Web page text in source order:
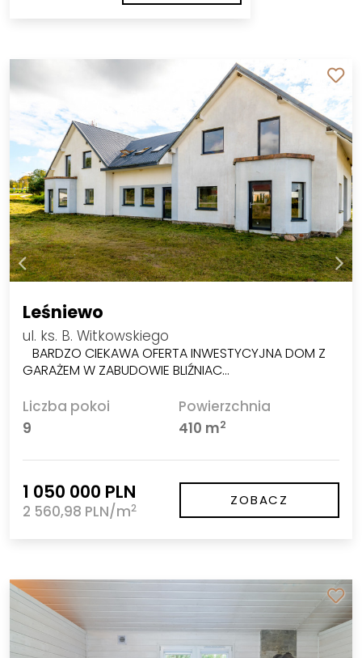
Leśniewo
ul. ks. B. Witkowskiego
BARDZO CIEKAWA OFERTA INWESTYCYJNA DOM Z
GARAŻEM W ZABUDOWIE BLIŹNIAC…
Liczba pokoi
9
Powierzchnia
410 m2
1 050 000 PLN
2 560,98 PLN/m2 ZOBACZ